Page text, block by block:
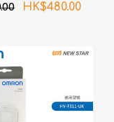
HK$480.00